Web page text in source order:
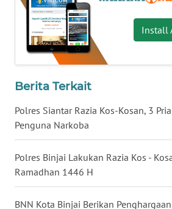
Install
Berita Terkait
Polres Siantar Razia Kos-Kosan, 3
Penguna Narkoba
Polres Binjai Lakukan Razia Kos -
Ramadhan 1446 H
BNN Kota Binjai Berikan
WN
JOGJA
WN
JATIM
BALI
WN
KALBAR
WN
KALTENG